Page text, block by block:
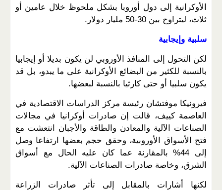
الأوكرانية إلى دول أوروبا بشكل ملحوظ خلال عامين أو
ثلاث، ليتراوح بين 30-50 مليار دولار.
سلبية وإيجابية
لكن التحول إلى المنافذ الأوروبي لن يكون بديلا أو إيجابيا
بالنسبة للكثير من البضائع الأوكرانية على ما يبدو، بل قد
يكون سلبيا أو حتى كارثيا بالنسبة لبعضها.
فيرونيكا موفتشان رئيسة مركز الدراسات الاقتصادية في
العاصمة كييف، قالت إن صادرات أوكرانيا في مجالات
الصناعات الآلية والمعادن والطاقة والأجبان انتعشت مع
فتح الأسواق الأوروبية، وحقق حجم بعضها ارتفاعا وصل
إلى 44% بالمقارنة عما كان عليه الحال مع أسواق
الشرق، وخاصة صادرات الصناعات الآلية.
لكنها أشارات بالمقابل إلى تأثر صادرات الزراعة